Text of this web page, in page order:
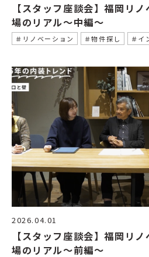
【スタッフ座談会】福岡リ
場のリアル〜中編〜
＃リノベーション ＃物件探し ＃イ
2026.04.01
【スタッフ座談会】福岡リ
場のリアル〜前編〜